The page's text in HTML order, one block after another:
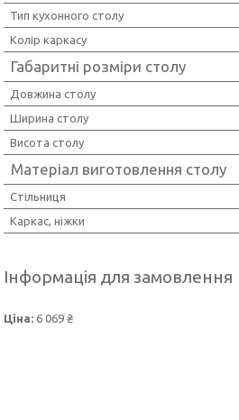
Тип кухонного столу
Колір каркасу
Габаритні розміри столу
Довжина столу
Ширина столу
Висота столу
Матеріал виготовлення столу
Стільниця
Каркас, ніжки
Інформація для замовлення
Ціна: 6 069 ₴